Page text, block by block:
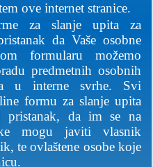
ove internet stranice.
za slanje upita za
da Vaše osobne
formularu možemo
predmetnih osobnih
u interne svrhe. Svi
formu za slanje upita
pristanak, da im se na
mogu javiti vlasnik
te ovlaštene osobe koje